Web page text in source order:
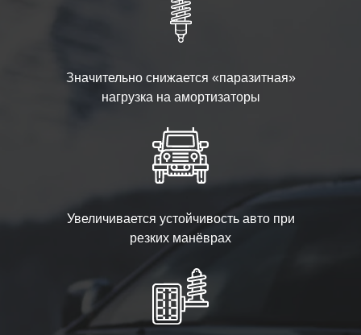
Значительно снижается «паразитная»
нагрузка на амортизаторы
Увеличивается устойчивость авто при
резких манёврах